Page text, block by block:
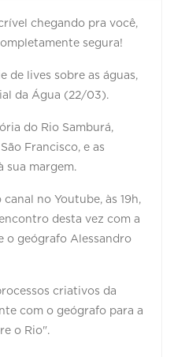
chegando pra você,
segura!
de lives sobre as águas,
da Água (22/03).
do Rio Samburá,
Francisco, e as
sua margem.
no Youtube, às 19h,
desta vez com a
o geógrafo Alessandro
criativos da
com o geógrafo para a
o Rio".⁣